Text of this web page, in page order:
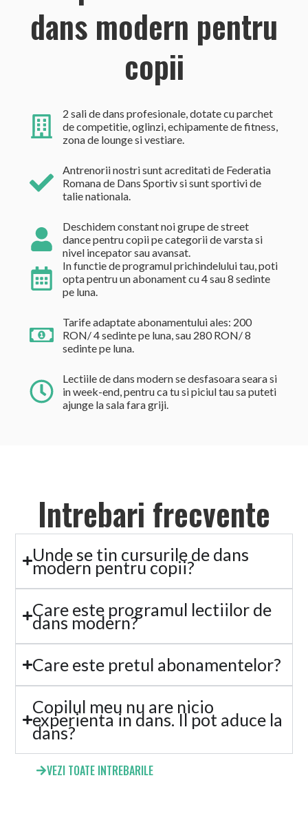
dans modern pentru
copii
2 sali de dans profesionale, dotate cu parchet
de competitie, oglinzi, echipamente de fitness,
zona de lounge si vestiare.
Antrenorii nostri sunt acreditati de Federatia
Romana de Dans Sportiv si sunt sportivi de
talie nationala.
Deschidem constant noi grupe de street
dance pentru copii pe categorii de varsta si
nivel incepator sau avansat.
In functie de programul prichindelului tau, poti
opta pentru un abonament cu 4 sau 8 sedinte
pe luna.
Tarife adaptate abonamentului ales: 200
RON/ 4 sedinte pe luna, sau 280 RON/ 8
sedinte pe luna.
Lectiile de dans modern se desfasoara seara si
in week-end, pentru ca tu si piciul tau sa puteti
ajunge la sala fara griji.
Intrebari frecvente
Unde se tin cursurile de dans
modern pentru copii?
Care este programul lectiilor de
dans modern?
Care este pretul abonamentelor?
Copilul meu nu are nicio
experienta in dans. Il pot aduce la
dans?
VEZI TOATE INTREBARILE